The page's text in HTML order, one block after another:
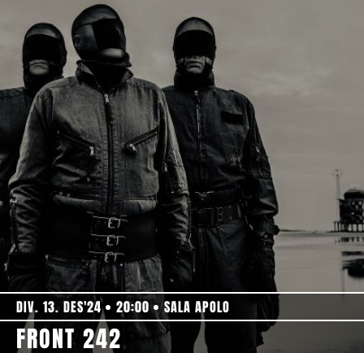
DIV. 13. DES'24 20:00 SALA APOLO
FRONT 242